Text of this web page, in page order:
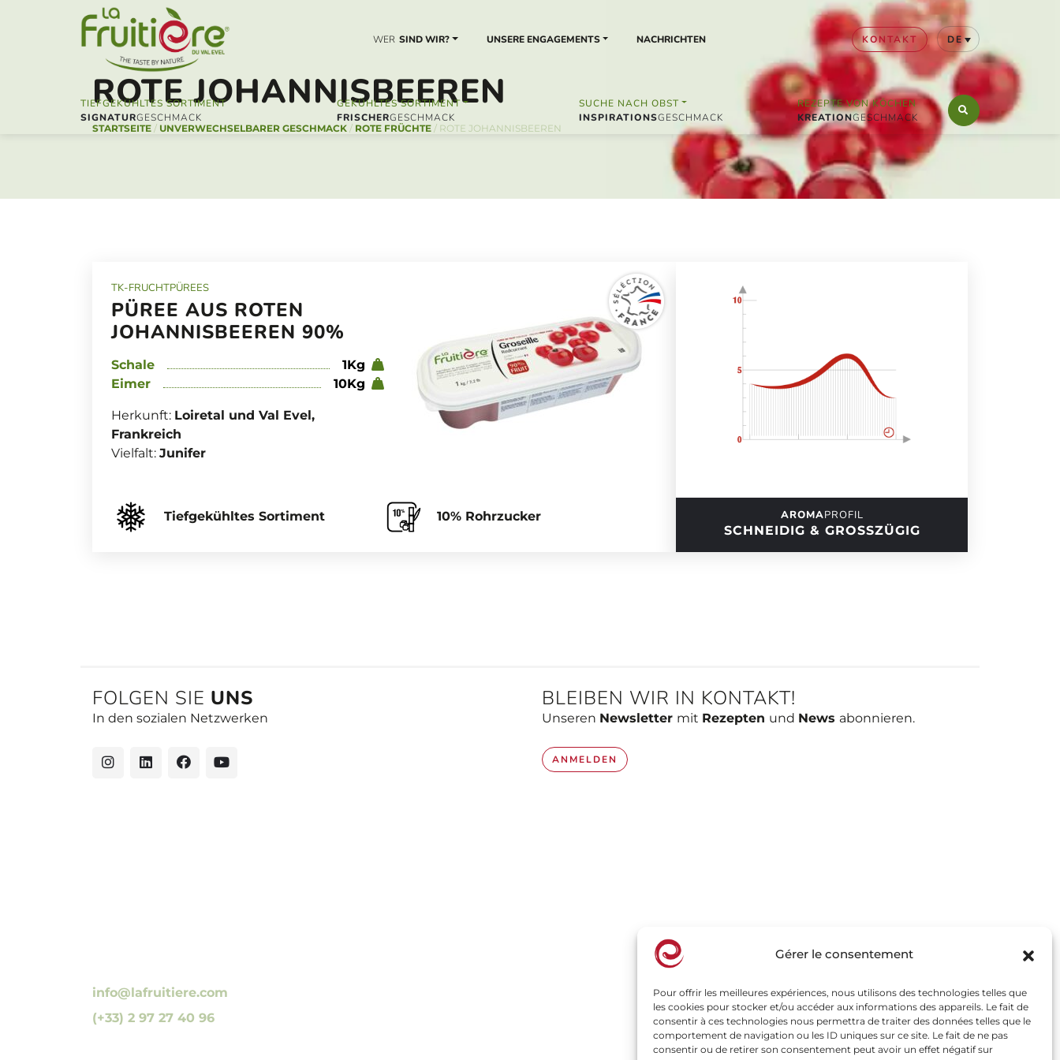
Gérer le consentement
Pour offrir les meilleures expériences, nous utilisons des technologies telles que
les cookies pour stocker et/ou accéder aux informations des appareils. Le fait de
consentir à ces technologies nous permettra de traiter des données telles que le
comportement de navigation ou les ID uniques sur ce site. Le fait de ne pas
consentir ou de retirer son consentement peut avoir un effet négatif sur
WER SIND WIR? UNSERE ENGAGEMENTS NACHRICHTEN KONTAKT DE
SIGNATUR
TIEFGEKÜHLTES SORTIMENT
FRISCHER
GEKÜHLTES SORTIMENT
INSPIRATIONS
SUCHE NACH OBST
KREATION
REZEPTE VON KÖCHEN
ROTE JOHANNISBEEREN
STARTSEITE / UNVERWECHSELBARER GESCHMACK / ROTE FRÜCHTE / ROTE JOHANNISBEEREN
TK-FRUCHTPÜREES
PÜREE AUS ROTEN
JOHANNISBEEREN 90%
Schale
1Kg
Eimer
10Kg
Herkunft: Loiretal und Val Evel,
Frankreich
Vielfalt: Junifer
Tiefgekühltes Sortiment 10% Rohrzucker AROMAPROFIL
SCHNEIDIG & GROSSZÜGIG
FOLGEN SIE UNS
In den sozialen Netzwerken
BLEIBEN WIR IN KONTAKT!
Unseren Newsletter mit Rezepten und News abonnieren.
ANMELDEN
info@lafruitiere.com
(+33) 2 97 27 40 96
Unverwechselbarer Geschmack
Rezepte von Köchen
Das Must-Have